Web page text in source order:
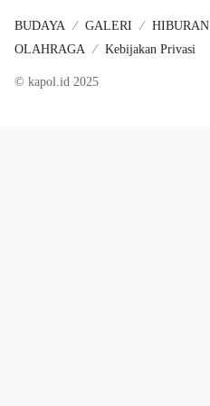
BUDAYA GALERI HIBURAN
OLAHRAGA
Kebijakan Privasi
© kapol.id 2025